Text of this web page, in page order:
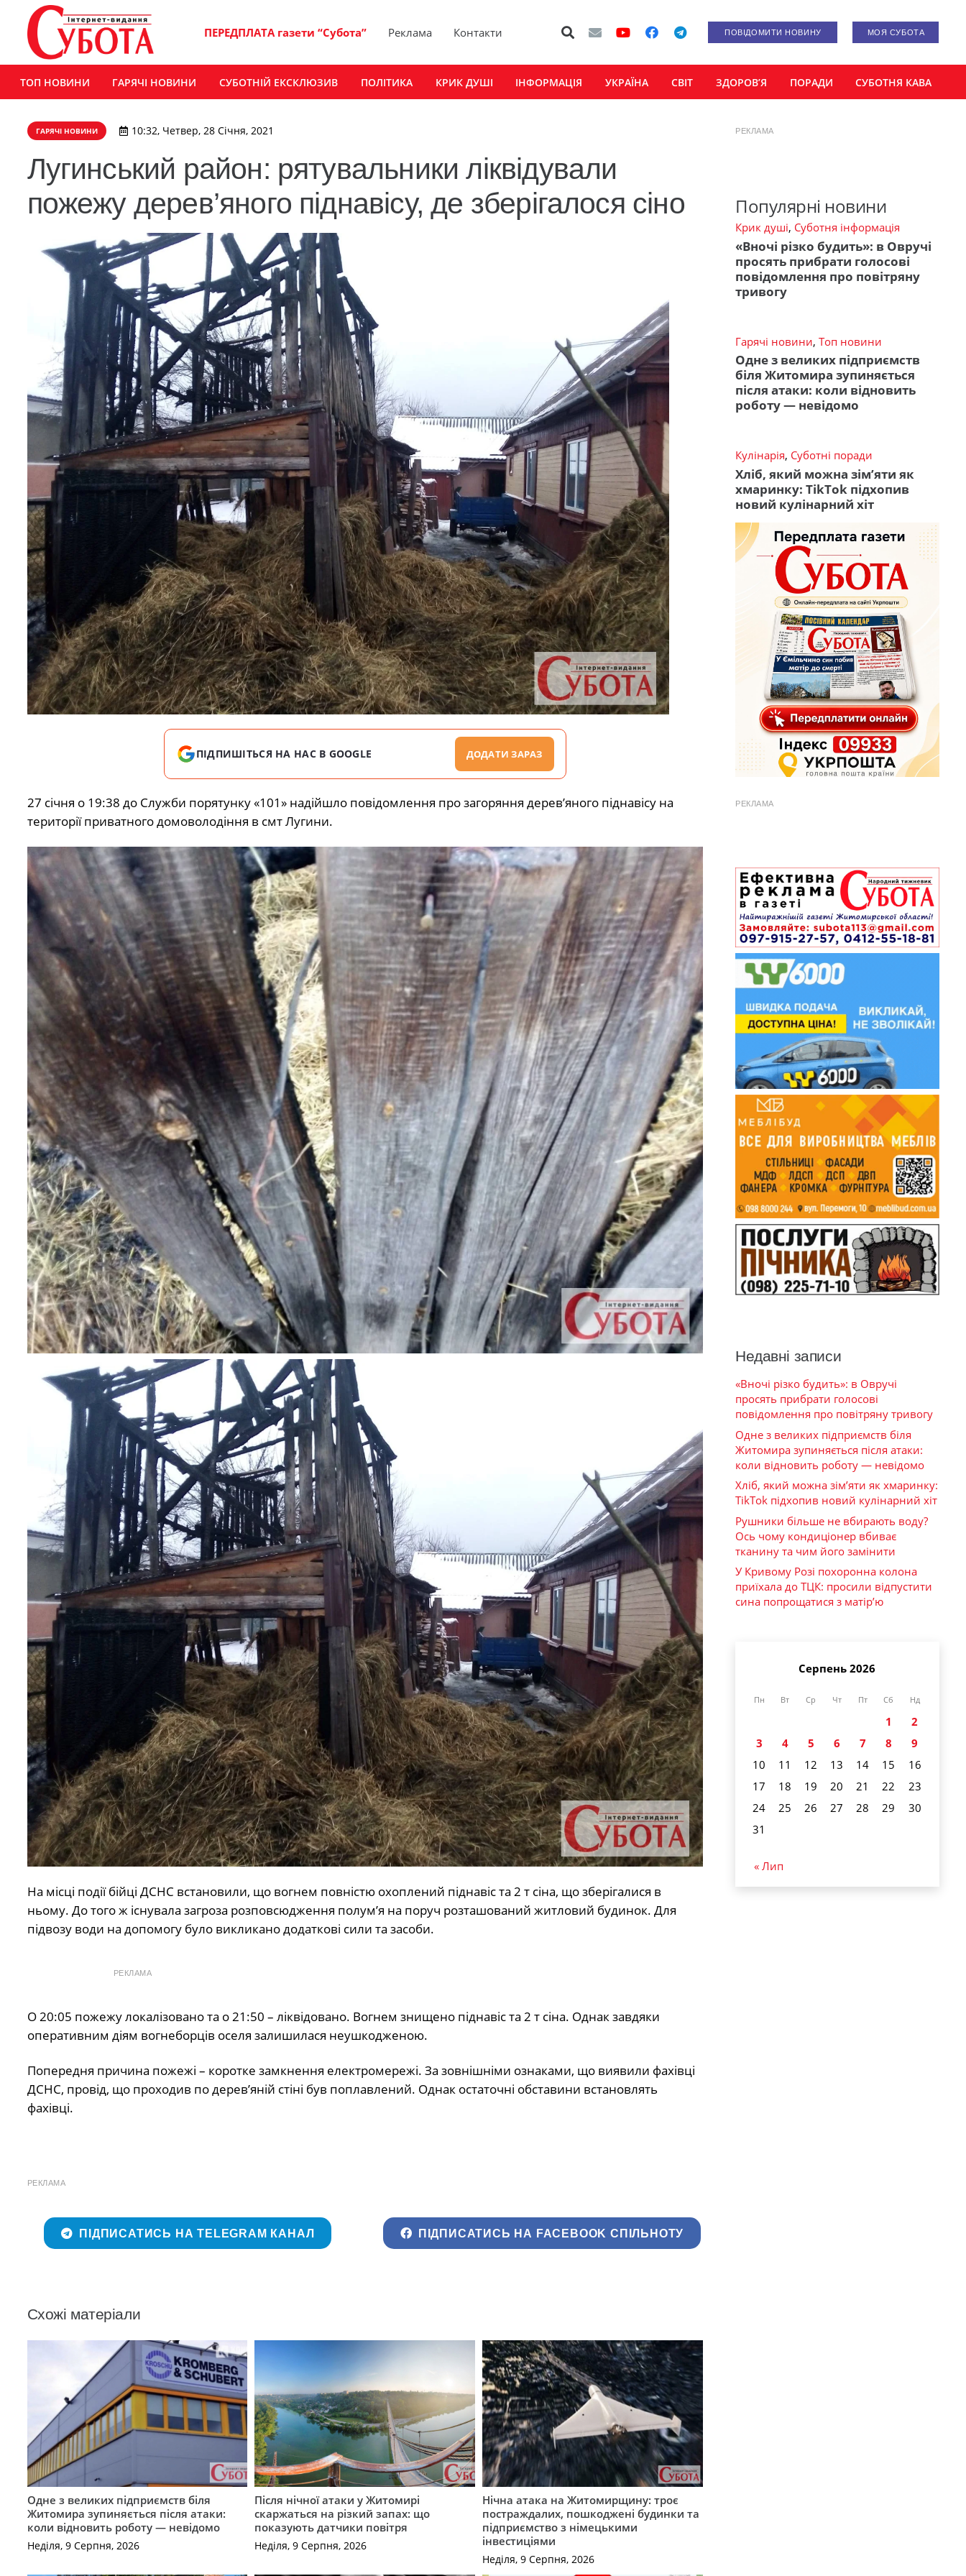
ПЕРЕДПЛАТА газети “Субота” Реклама Контакти ПОВІДОМИТИ НОВИНУ МОЯ СУБОТА
ТОП НОВИНИ ГАРЯЧІ НОВИНИ СУБОТНІЙ ЕКСКЛЮЗИВ ПОЛІТИКА КРИК ДУШІ ІНФОРМАЦІЯ УКРАЇНА СВІТ ЗДОРОВ’Я ПОРАДИ СУБОТНЯ КАВА
ГАРЯЧІ НОВИНИ 10:32, Четвер, 28 Січня, 2021
Лугинський район: рятувальники ліквідували
пожежу дерев’яного піднавісу, де зберігалося сіно
ПІДПИШІТЬСЯ НА НАС В GOOGLE ДОДАТИ ЗАРАЗ
27 січня о 19:38 до Служби порятунку «101» надійшло повідомлення про загоряння дерев’яного піднавісу на
території приватного домоволодіння в смт Лугини.
На місці події бійці ДСНС встановили, що вогнем повністю охоплений піднавіс та 2 т сіна, що зберігалися в
ньому. До того ж існувала загроза розповсюдження полум’я на поруч розташований житловий будинок. Для
підвозу води на допомогу було викликано додаткові сили та засоби.
РЕКЛАМА
О 20:05 пожежу локалізовано та о 21:50 – ліквідовано. Вогнем знищено піднавіс та 2 т сіна. Однак завдяки
оперативним діям вогнеборців оселя залишилася неушкодженою.
Попередня причина пожежі – коротке замкнення електромережі. За зовнішніми ознаками, що виявили фахівці
ДСНС, провід, що проходив по дерев’яній стіні був поплавлений. Однак остаточні обставини встановлять
фахівці.
РЕКЛАМА
ПІДПИСАТИСЬ НА TELEGRAM КАНАЛ ПІДПИСАТИСЬ НА FACEBOOK СПІЛЬНОТУ
Схожі матеріали
Одне з великих підприємств біля
Житомира зупиняється після атаки:
коли відновить роботу — невідомо
Неділя, 9 Серпня, 2026
Після нічної атаки у Житомирі
скаржаться на різкий запах: що
показують датчики повітря
Неділя, 9 Серпня, 2026
Нічна атака на Житомирщину: троє
постраждалих, пошкоджені будинки та
підприємство з німецькими
інвестиціями
Неділя, 9 Серпня, 2026
РЕКЛАМА
Популярні новини
Крик душі, Суботня інформація
«Вночі різко будить»: в Овручі
просять прибрати голосові
повідомлення про повітряну
тривогу
Гарячі новини, Топ новини
Одне з великих підприємств
біля Житомира зупиняється
після атаки: коли відновить
роботу — невідомо
Кулінарія, Суботні поради
Хліб, який можна зім’яти як
хмаринку: TikTok підхопив
новий кулінарний хіт
РЕКЛАМА
Недавні записи
«Вночі різко будить»: в Овручі
просять прибрати голосові
повідомлення про повітряну тривогу
Одне з великих підприємств біля
Житомира зупиняється після атаки:
коли відновить роботу — невідомо
Хліб, який можна зім’яти як хмаринку:
TikTok підхопив новий кулінарний хіт
Рушники більше не вбирають воду?
Ось чому кондиціонер вбиває
тканину та чим його замінити
У Кривому Розі похоронна колона
приїхала до ТЦК: просили відпустити
сина попрощатися з матір’ю
Серпень 2026
Пн Вт Ср Чт Пт Сб Нд
1
2
3
4 5 6 7 8
9
10
11 12 13 14 15
16
17
18 19 20 21 22
23
24
25 26 27 28 29
30
31
« Лип